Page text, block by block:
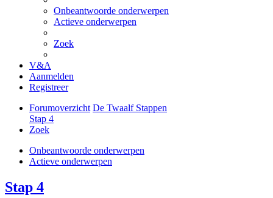
Onbeantwoorde onderwerpen
Actieve onderwerpen
Zoek
V&A
Aanmelden
Registreer
Forumoverzicht De Twaalf Stappen
Stap 4
Zoek
Onbeantwoorde onderwerpen
Actieve onderwerpen
Stap 4